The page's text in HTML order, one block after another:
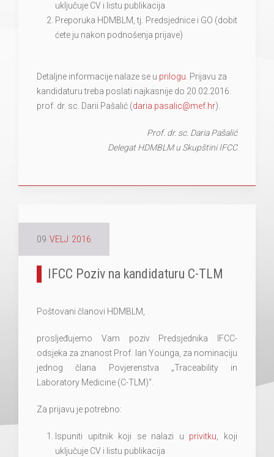
uključuje CV i listu publikacija
Preporuka HDMBLM, tj. Predsjednice i GO (dobit
ćete ju nakon podnošenja prijave)
Detaljne informacije nalaze se u prilogu . Prijavu za
kandidaturu treba poslati najkasnije do 20.02.2016.
prof. dr. sc. Darii Pašalić (daria.pasalic@mef.hr).
Prof. dr. sc. Daria Pašalić
Delegat HDMBLM u Skupštini IFCC
09 VELJ 2016
IFCC Poziv na kandidaturu C-TLM
Poštovani članovi HDMBLM,
prosljeđujemo Vam poziv Predsjednika IFCC-
odsjeka za znanost Prof. Ian Younga, za nominaciju
jednog člana Povjerenstva „Traceability in
Laboratory Medicine (C-TLM)".
Za prijavu je potrebno:
Ispuniti upitnik koji se nalazi u privitku , koji
uključuje CV i listu publikacija